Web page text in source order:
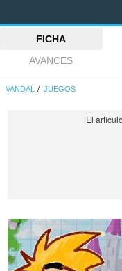
FICHA
AVANCES
VANDAL JUEGOS